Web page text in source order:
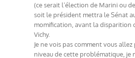
(ce serait l’élection de Marini ou
soit le président mettra le Sénat
momification, avant la disparition
Vichy.
Je ne vois pas comment vous
niveau de cette problématique, je